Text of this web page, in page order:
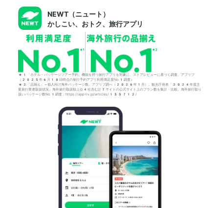
NEWT（ニュート）
かしこい、おトク、旅行アプリ
*1「ホテル・パッケージツアー予約」機能を持つ旅行アプリを対象に、ストアレビューに基づく調査。アプリブ
（2025年6月18日時点の旅行予約アプリ利用満足度No.1調査）
*2「品揃え」＝個人向け海外パッケージ数。アプリブ調べ（2026年1月）。観光庁発表「2024年度主
要旅行業者取扱状況」海外旅行取扱額上位4社含む計7サイトの公式サイト上のプラン数を集計・比較。海外旅行取り
扱いパッケージ数No.1調査：https://app-liv.jp/articles/155712/